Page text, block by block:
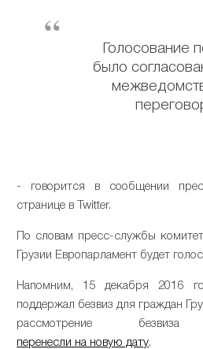
Голосование
было
- говорится в сообщении
странице в Twitter.
По словам пресс-службы
Грузии Европарламент будет
Напомним, 15 декабря 2016
поддержал безвиз для граждан
рассмотрение
перенесли на новую дату.